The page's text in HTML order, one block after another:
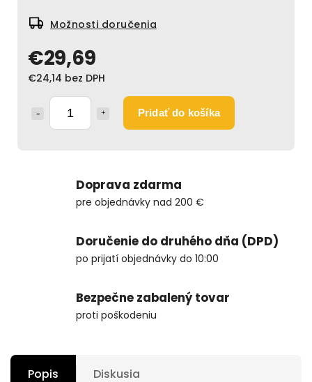
€29,69
€24,14 bez DPH
Pridať do košíka
Možnosti doručenia
Doprava zdarma
pre objednávky nad 200 €
Doručenie do druhého dňa (DPD)
po prijatí objednávky do 10:00
Bezpečne zabalený tovar
proti poškodeniu
Popis Diskusia